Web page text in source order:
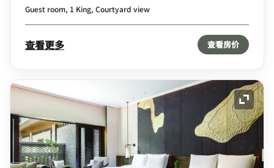
Guest room, 1 King, Courtyard view
查看更多 查看房价
展开